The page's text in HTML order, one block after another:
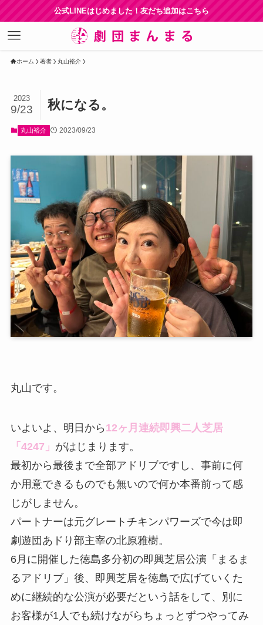
公式LINEはじめました！友だち追加はこちら
ホーム 著者 丸山裕介
秋になる。
2023
9/23
丸山裕介 2023/09/23
丸山です。
いよいよ、明日から 12ヶ月連続即興二人芝居
「4247」 がはじまります。
最初から最後まで全部アドリブですし、事前に何
か用意できるものでも無いので何か本番前って感
じがしません。
パートナーは元グレートチキンパワーズで今は即
劇遊団あドり部主宰の北原雅樹。
6月に開催した徳島多分初の即興芝居公演「まるま
るアドリブ」後、即興芝居を徳島で広げていくた
めに継続的な公演が必要だという話をして、別に
お客様が1人でも続けながらちょっとずつやってみ